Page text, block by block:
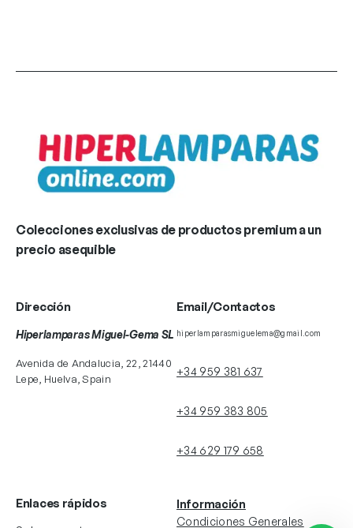
Colecciones exclusivas de productos premium a un
precio asequible
Dirección
Hiperlamparas Miguel-Gema SL
Avenida de Andalucia, 22, 21440
Lepe, Huelva, Spain
Email/Contactos
hiperlamparasmiguelema@gmail.com
+34 959 381 637
+34 959 383 805
+34 629 179 658
Enlaces rápidos
Información
Condiciones Generales